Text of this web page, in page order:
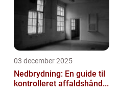
03 december 2025
Nedbrydning: En guide til
kontrolleret affaldshånd...